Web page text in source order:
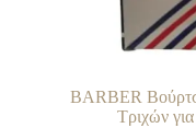
BARBER
Τριχών